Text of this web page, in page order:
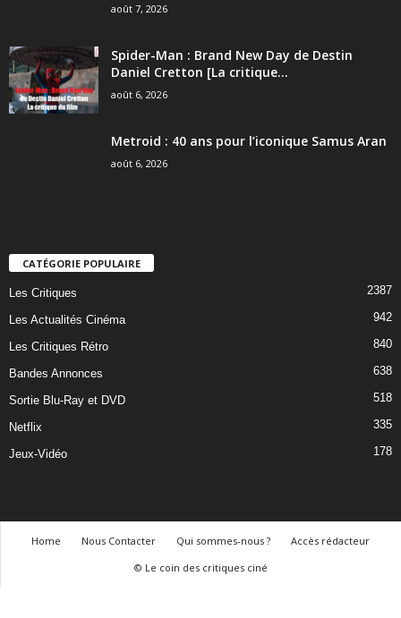
août 7, 2026
Spider-Man : Brand New Day de Destin
Daniel Cretton [La critique...
août 6, 2026
Metroid : 40 ans pour l’iconique Samus Aran
août 6, 2026
CATÉGORIE POPULAIRE
Les Critiques 2387
Les Actualités Cinéma 942
Les Critiques Rétro 840
Bandes Annonces 638
Sortie Blu-Ray et DVD 518
Netflix 335
Jeux-Vidéo 178
Home Nous Contacter Qui sommes-nous ?
Accès rédacteur
© Le coin des critiques ciné